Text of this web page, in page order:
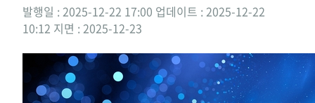
발행일 : 2025-12-22 17:00 업데이트 : 2025-12-22
10:12 지면 : 2025-12-23